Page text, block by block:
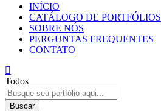
INÍCIO
CATÁLOGO DE PORTFÓLIOS
SOBRE NÓS
PERGUNTAS FREQUENTES
CONTATO
Todos
Buscar